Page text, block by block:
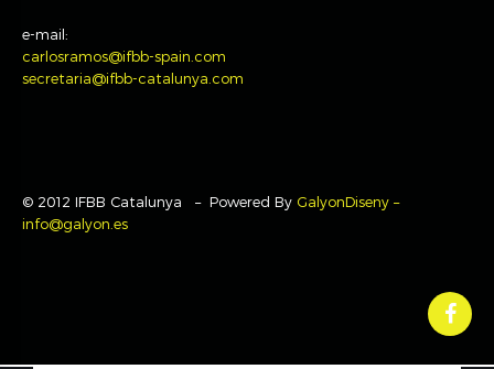
e-mail:
carlosramos@ifbb-spain.com
secretaria@ifbb-catalunya.com
© 2012 IFBB Catalunya – Powered By GalyonDiseny –
info@galyon.es